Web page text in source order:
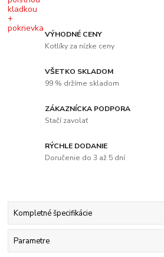
VÝHODNÉ CENY
Kotlíky za nízke ceny
VŠETKO SKLADOM
99 % držíme skladom
ZÁKAZNÍCKA PODPORA
Stačí zavolať
RÝCHLE DODANIE
Doručenie do 3 až 5 dní
Kompletné špecifikácie
Parametre